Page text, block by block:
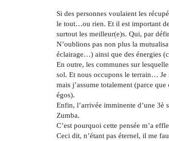
Si des personnes voulaient les
le tout…ou rien. Et il est important
surtout les meilleur(e)s. Qui, par
N’oublions pas non plus la
éclairage…) ainsi que des énergies
En outre, les communes sur
sol. Et nous occupons le terrain… Je
mais j’assume totalement (parce
égos).
Enfin, l’arrivée imminente d’une
Zumba.
C’est pourquoi cette pensée m’a
Ceci dit, n’étant pas éternel, il me